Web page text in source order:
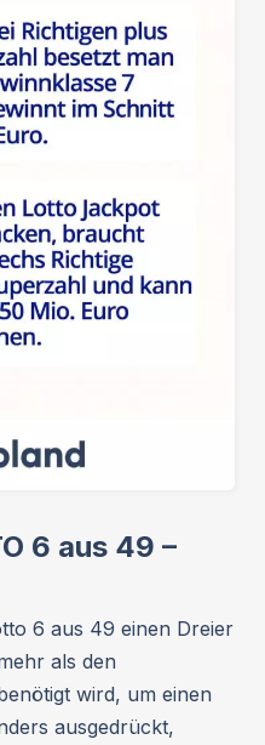
6 aus 49 –
6 aus 49 einen Dreier
als den
wird, um einen
ausgedrückt,